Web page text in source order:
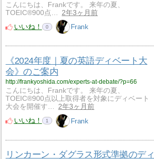
こんにちは、Frankです。 来年の夏、
TOEIC®900点…
2年3ヶ月前
いいね！
0 Frank
《2024年度｜夏の英語ディベート大
会》のご案内
http://frankyoshida.com/experts-at-debate/?p=66
こんにちは、Frankです。 来年の夏、
TOEIC®900点以上取得者を対象にディベート
大会を開催す…
2年3ヶ月前
いいね！
1 Frank
リンカーン・ダグラス形式準拠のディ